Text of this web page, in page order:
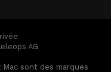
AG
sont des marques